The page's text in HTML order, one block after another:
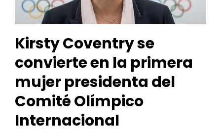
Kirsty Coventry se
convierte en la primera
mujer presidenta del
Comité Olímpico
Internacional